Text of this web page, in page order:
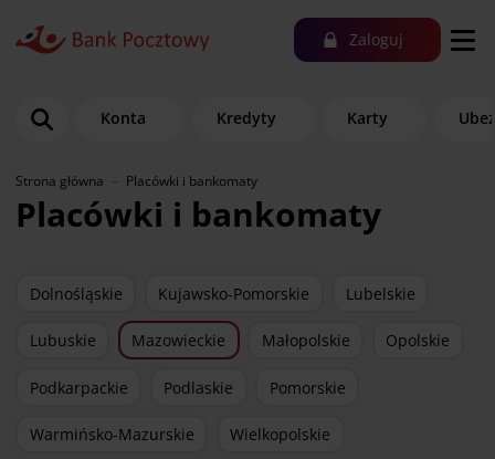
Zaloguj
Konta Kredyty Karty
Strona główna Placówki i bankomaty
Placówki i bankomaty
Dolnośląskie Kujawsko-Pomorskie Lubelskie
Lubuskie Mazowieckie Małopolskie Opolskie
Podkarpackie Podlaskie Pomorskie
Warmińsko-Mazurskie Wielkopolskie